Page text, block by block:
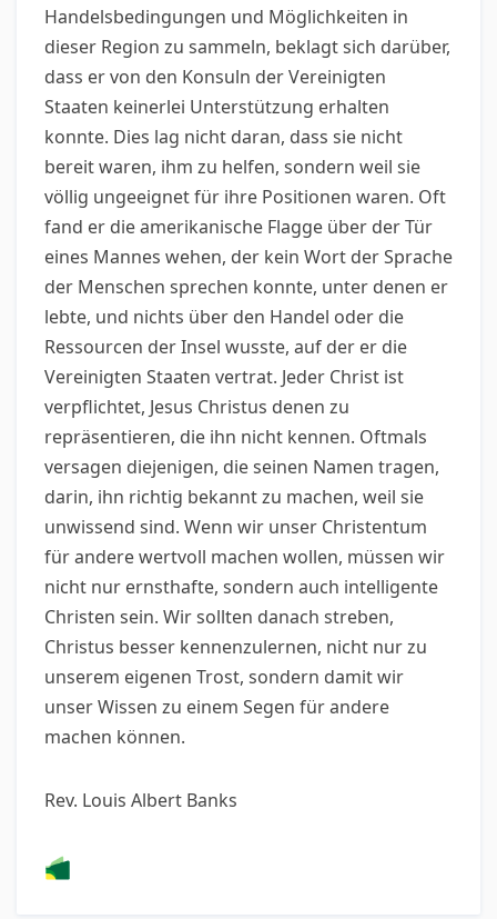
Handelsbedingungen und Möglichkeiten in
dieser Region zu sammeln, beklagt sich darüber,
dass er von den Konsuln der Vereinigten
Staaten keinerlei Unterstützung erhalten
konnte. Dies lag nicht daran, dass sie nicht
bereit waren, ihm zu helfen, sondern weil sie
völlig ungeeignet für ihre Positionen waren. Oft
fand er die amerikanische Flagge über der Tür
eines Mannes wehen, der kein Wort der Sprache
der Menschen sprechen konnte, unter denen er
lebte, und nichts über den Handel oder die
Ressourcen der Insel wusste, auf der er die
Vereinigten Staaten vertrat. Jeder Christ ist
verpflichtet, Jesus Christus denen zu
repräsentieren, die ihn nicht kennen. Oftmals
versagen diejenigen, die seinen Namen tragen,
darin, ihn richtig bekannt zu machen, weil sie
unwissend sind. Wenn wir unser Christentum
für andere wertvoll machen wollen, müssen wir
nicht nur ernsthafte, sondern auch intelligente
Christen sein. Wir sollten danach streben,
Christus besser kennenzulernen, nicht nur zu
unserem eigenen Trost, sondern damit wir
unser Wissen zu einem Segen für andere
machen können.
Rev. Louis Albert Banks